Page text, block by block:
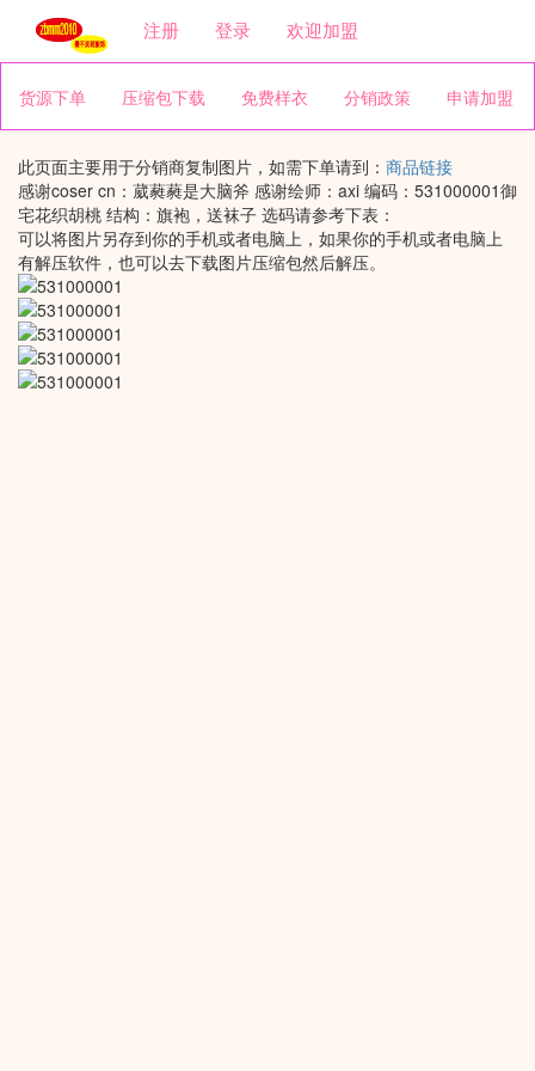
注册 登录 欢迎加盟
货源下单 压缩包下载 免费样衣 分销政策 申请加盟
此页面主要用于分销商复制图片，如需下单请到： 商品链接
感谢coser cn：葳蕤蕤是大脑斧 感谢绘师：axi 编码：531000001御
宅花织胡桃 结构：旗袍，送袜子 选码请参考下表：
可以将图片另存到你的手机或者电脑上，如果你的手机或者电脑上
有解压软件，也可以去下载图片压缩包然后解压。